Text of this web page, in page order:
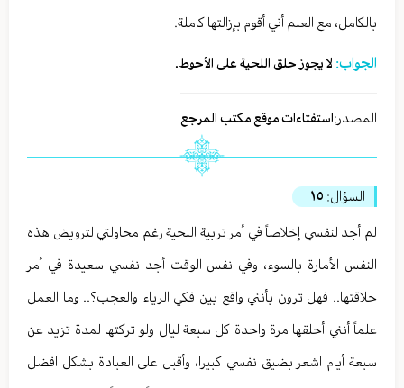
بالكامل، مع العلم أني أقوم بإزالتها كاملة.
الجواب: لا يجوز حلق اللحية على الأحوط.
المصدر:استفتاءات موقع مكتب المرجع
السؤال: ١٥
لم أجد لنفسي إخلاصاً في أمر تربية اللحية رغم محاولتي لترويض هذه
النفس الأمارة بالسوء، وفي نفس الوقت أجد نفسي سعيدة في أمر
حلاقتها.. فهل ترون بأنني واقع بين فكي الرياء والعجب؟.. وما العمل
علماً أنني أحلقها مرة واحدة كل سبعة ليال ولو تركتها لمدة تزيد عن
سبعة أيام اشعر بضيق نفسي كبيرا، وأقبل على العبادة بشكل افضل